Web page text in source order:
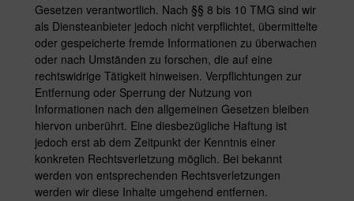
Gesetzen verantwortlich. Nach §§ 8 bis 10 TMG sind wir
als Diensteanbieter jedoch nicht verpflichtet, übermittelte
oder gespeicherte fremde Informationen zu überwachen
oder nach Umständen zu forschen, die auf eine
rechtswidrige Tätigkeit hinweisen. Verpflichtungen zur
Entfernung oder Sperrung der Nutzung von
Informationen nach den allgemeinen Gesetzen bleiben
hiervon unberührt. Eine diesbezügliche Haftung ist
jedoch erst ab dem Zeitpunkt der Kenntnis einer
konkreten Rechtsverletzung möglich. Bei bekannt
werden von entsprechenden Rechtsverletzungen
werden wir diese Inhalte umgehend entfernen.